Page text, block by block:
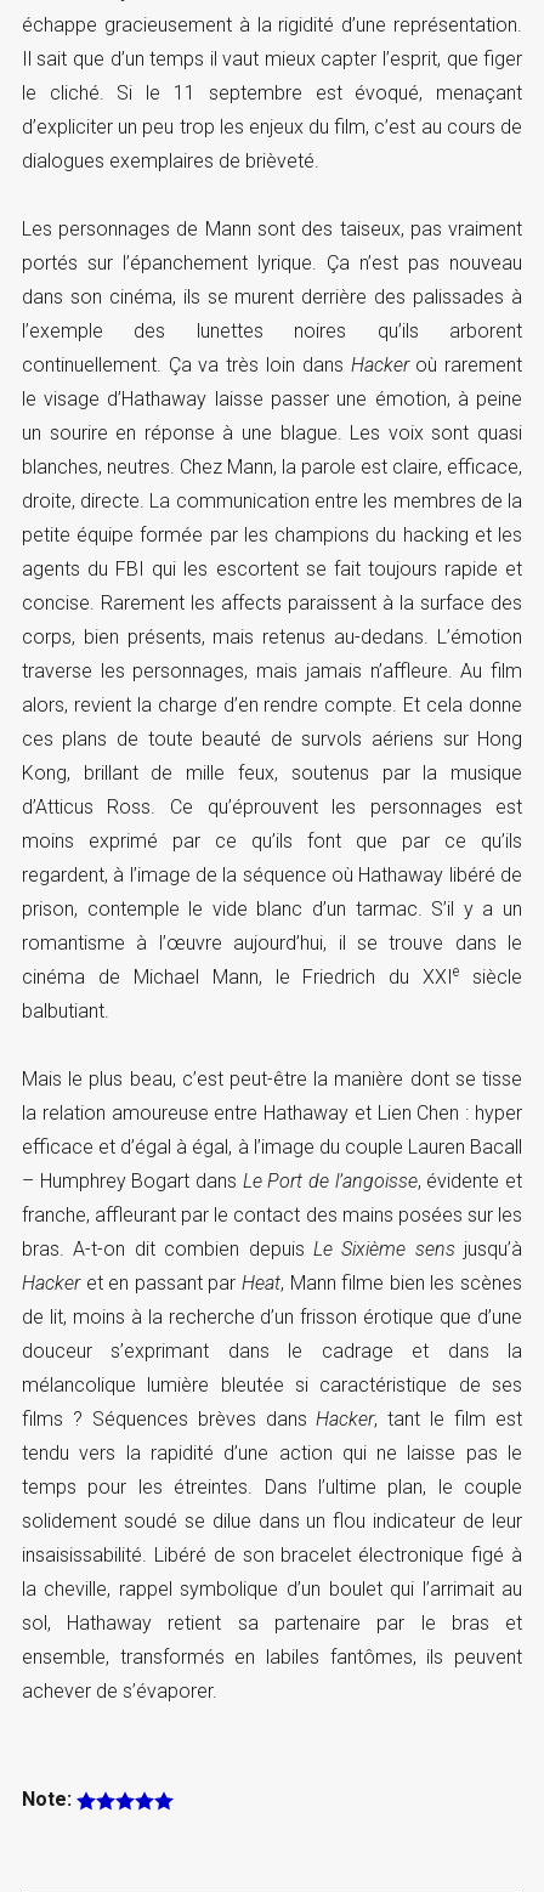
échappe gracieusement à la rigidité d’une représentation.
Il sait que d’un temps il vaut mieux capter l’esprit, que figer
le cliché. Si le 11 septembre est évoqué, menaçant
d’expliciter un peu trop les enjeux du film, c’est au cours de
dialogues exemplaires de brièveté.
Les personnages de Mann sont des taiseux, pas vraiment
portés sur l’épanchement lyrique. Ça n’est pas nouveau
dans son cinéma, ils se murent derrière des palissades à
l’exemple des lunettes noires qu’ils arborent
continuellement. Ça va très loin dans Hackeroù rarement
le visage d’Hathaway laisse passer une émotion, à peine
un sourire en réponse à une blague. Les voix sont quasi
blanches, neutres. Chez Mann, la parole est claire, efficace,
droite, directe. La communication entre les membres de la
petite équipe formée par les champions du hacking et les
agents du FBI qui les escortent se fait toujours rapide et
concise. Rarement les affects paraissent à la surface des
corps, bien présents, mais retenus au-dedans. L’émotion
traverse les personnages, mais jamais n’affleure. Au film
alors, revient la charge d’en rendre compte. Et cela donne
ces plans de toute beauté de survols aériens sur Hong
Kong, brillant de mille feux, soutenus par la musique
d’Atticus Ross. Ce qu’éprouvent les personnages est
moins exprimé par ce qu’ils font que par ce qu’ils
regardent, à l’image de la séquence où Hathaway libéré de
prison, contemple le vide blanc d’un tarmac. S’il y a un
romantisme à l’œuvre aujourd’hui, il se trouve dans le
cinéma de Michael Mann, le Friedrich du XXIe
siècle
balbutiant.
Mais le plus beau, c’est peut-être la manière dont se tisse
la relation amoureuse entre Hathaway et Lien Chen : hyper
efficace et d’égal à égal, à l’image du couple Lauren Bacall
– Humphrey Bogart dans Le Port de l’angoisse, évidente et
franche, affleurant par le contact des mains posées sur les
bras. A-t-on dit combien depuis Le Sixième sens jusqu’à
Hackeret en passant par Heat, Mann filme bien les scènes
de lit, moins à la recherche d’un frisson érotique que d’une
douceur s’exprimant dans le cadrage et dans la
mélancolique lumière bleutée si caractéristique de ses
films ? Séquences brèves dansHacker, tant le film est
tendu vers la rapidité d’une action qui ne laisse pas le
temps pour les étreintes. Dans l’ultime plan, le couple
solidement soudé se dilue dans un flou indicateur de leur
insaisissabilité. Libéré de son bracelet électronique figé à
la cheville, rappel symbolique d’un boulet qui l’arrimait au
sol, Hathaway retient sa partenaire par le bras et
ensemble, transformés en labiles fantômes, ils peuvent
achever de s’évaporer.
Note: